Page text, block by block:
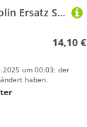
TOBBOMEY Trampolin Ersatz Sprungtuch Ø UV beständig Strapazierfähige Sprungmatte mit Verstärkter Naht für Sicheres Springen im Garten
14,10 €
um 00:03; der
haben.